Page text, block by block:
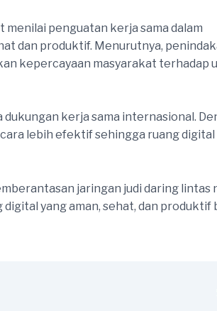
menilai penguatan kerja sama dalam
dan produktif. Menurutnya,
kepercayaan masyarakat terhadap
kerja sama internasional.
lebih efektif sehingga ruang
jaringan judi daring lintas
yang aman, sehat, dan produktif